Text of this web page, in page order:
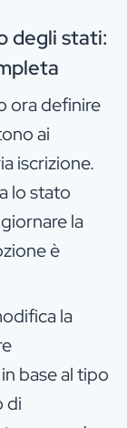
degli stati:
ora definire
ai
iscrizione.
lo stato
la
è
la
base al tipo
di